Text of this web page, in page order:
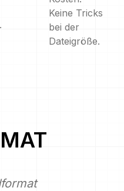
Keine Tricks
bei der
Dateigröße.
MAT